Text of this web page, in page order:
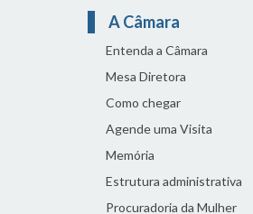
A Câmara
Entenda a Câmara
Mesa Diretora
Como chegar
Agende uma Visita
Memória
Estrutura administrativa
Procuradoria da Mulher